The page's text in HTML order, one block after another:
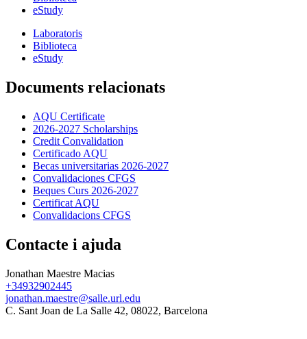
eStudy
Laboratoris
Biblioteca
eStudy
Documents relacionats
AQU Certificate
2026-2027 Scholarships
Credit Convalidation
Certificado AQU
Becas universitarias 2026-2027
Convalidaciones CFGS
Beques Curs 2026-2027
Certificat AQU
Convalidacions CFGS
Contacte i ajuda
Jonathan Maestre Macias
+34932902445
jonathan.maestre@salle.url.edu
C. Sant Joan de La Salle 42, 08022, Barcelona